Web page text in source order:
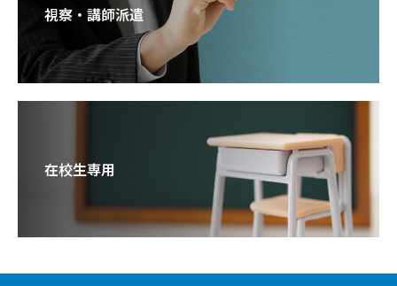
視察・講師派遣
在校生専用